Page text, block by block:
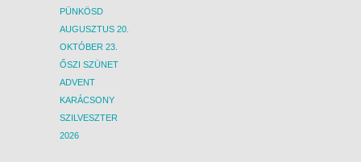
PÜNKÖSD
AUGUSZTUS 20.
OKTÓBER 23.
ŐSZI SZÜNET
ADVENT
KARÁCSONY
SZILVESZTER
2026